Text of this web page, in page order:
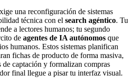
una reconfiguración de sistemas
técnica con el search agéntico. Tu
a lectores humanos; tu segundo
de agentes de IA autónomos que
humanos. Estos sistemas planifican
fichas de producto de forma masiva,
captación y formalizan compras
final llegue a pisar tu interfaz visual.